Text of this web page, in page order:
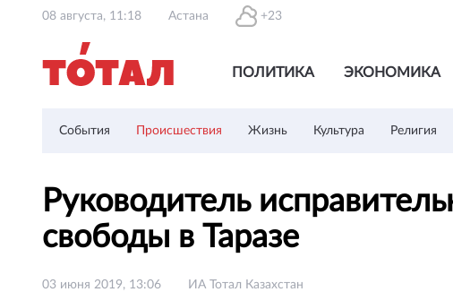
08 августа, 11:18 Астана +23
ПОЛИТИКА ЭКОНОМИКА
События Происшествия Жизнь Культура Религия
Руководитель
свободы в Таразе
03 июня 2019, 13:06 ИА Тотал Казахстан